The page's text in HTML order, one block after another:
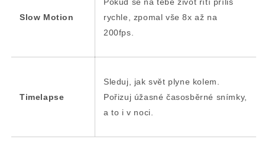
Slow Motion
rychle, zpomal vše 8x až na
200fps.
Timelapse
Sleduj, jak svět plyne kolem.
Pořizuj úžasné časosběrné snímky,
a to i v noci.